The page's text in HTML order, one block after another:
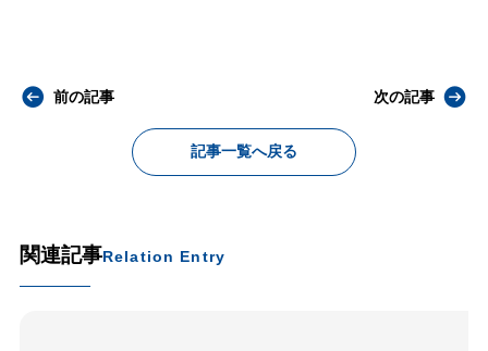
前の記事
記事一覧へ戻る
次の記事
関連記事Relation Entry